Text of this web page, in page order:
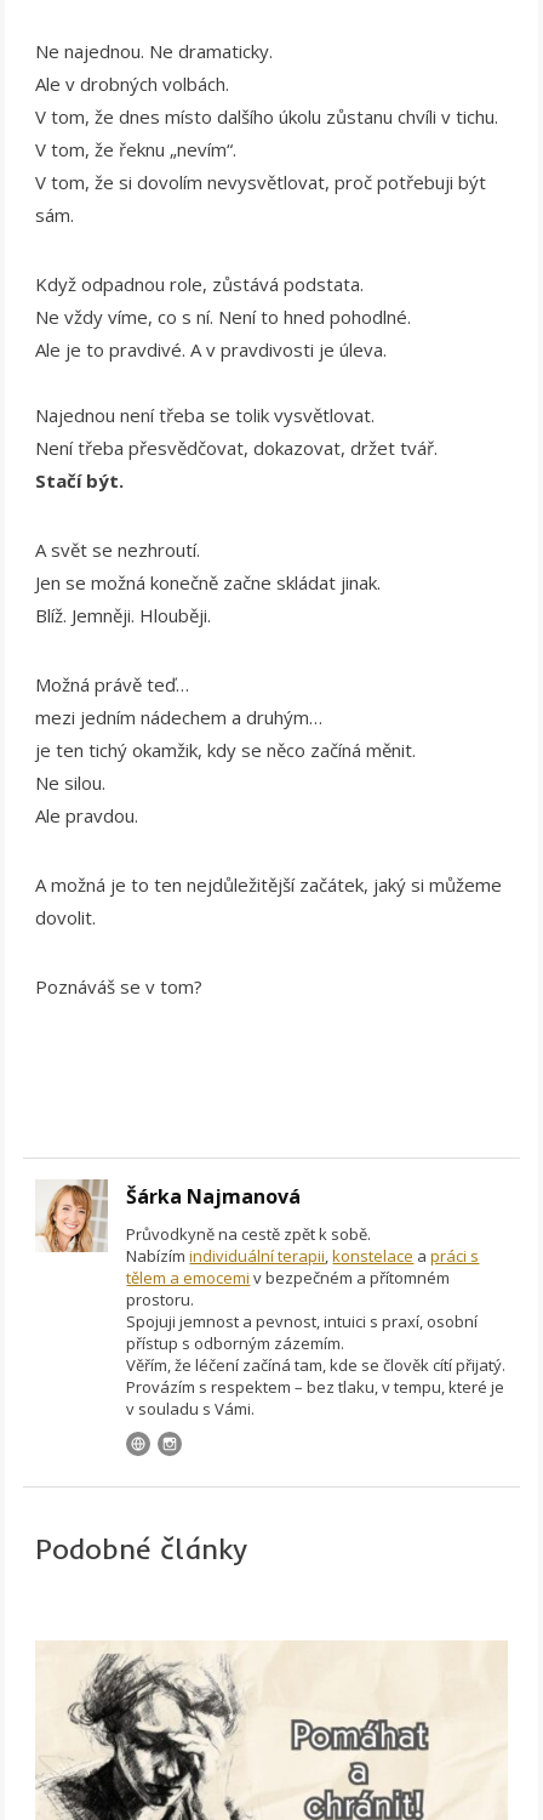
Ne najednou. Ne dramaticky.
Ale v drobných volbách.
V tom, že dnes místo dalšího úkolu zůstanu chvíli v tichu.
V tom, že řeknu „nevím“.
V tom, že si dovolím nevysvětlovat, proč potřebuji být
sám.
Když odpadnou role, zůstává podstata.
Ne vždy víme, co s ní. Není to hned pohodlné.
Ale je to pravdivé. A v pravdivosti je úleva.
Najednou není třeba se tolik vysvětlovat.
Není třeba přesvědčovat, dokazovat, držet tvář.
Stačí být.
A svět se nezhroutí.
Jen se možná konečně začne skládat jinak.
Blíž. Jemněji. Hlouběji.
Možná právě teď…
mezi jedním nádechem a druhým…
je ten tichý okamžik, kdy se něco začíná měnit.
Ne silou.
Ale pravdou.
A možná je to ten nejdůležitější začátek, jaký si můžeme
dovolit.
Poznáváš se v tom?
Šárka Najmanová
Průvodkyně na cestě zpět k sobě.
Nabízímindividuální terapii,konstelace apráci s
tělem a emocemi v bezpečném a přítomném
prostoru.
Spojuji jemnost a pevnost, intuici s praxí, osobní
přístup s odborným zázemím.
Věřím, že léčení začíná tam, kde se člověk cítí přijatý.
Provázím s respektem – bez tlaku, v tempu, které je
v souladu s Vámi.
Podobné články